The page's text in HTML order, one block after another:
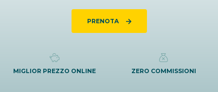
PRENOTA
MIGLIOR PREZZO ONLINE ZERO COMMISSIONI